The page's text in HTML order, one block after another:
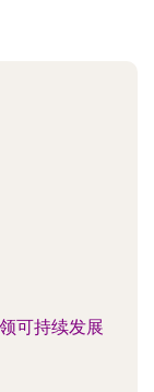
可持续发展